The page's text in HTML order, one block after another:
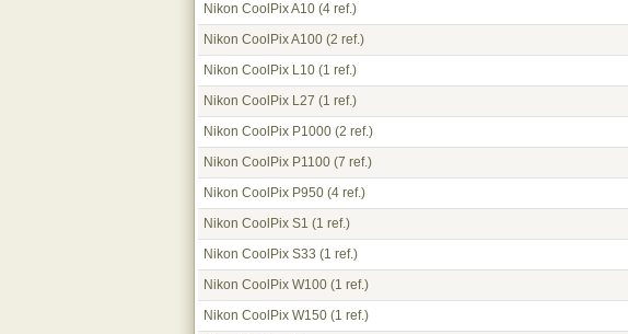
Nikon CoolPix A10 (4 ref.)
Nikon CoolPix A100 (2 ref.)
Nikon CoolPix L10 (1 ref.)
Nikon CoolPix L27 (1 ref.)
Nikon CoolPix P1000 (2 ref.)
Nikon CoolPix P1100 (7 ref.)
Nikon CoolPix P950 (4 ref.)
Nikon CoolPix S1 (1 ref.)
Nikon CoolPix S33 (1 ref.)
Nikon CoolPix W100 (1 ref.)
Nikon CoolPix W150 (1 ref.)